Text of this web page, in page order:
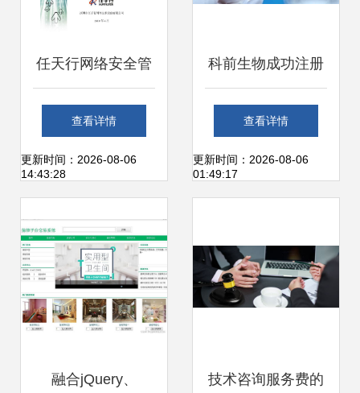
任天行网络安全管
理系统产品白皮
书-201004
查看详情
更新时间：2026-08-06
14:43:28
科前生物成功注册
IPO，技术驱动迈
向资本市场新里程
查看详情
更新时间：2026-08-06
01:49:17
融合jQuery、 技术咨询服务费的